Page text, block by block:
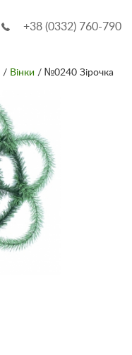
+38 (0332) 760-790
/ Вінки / №0240 Зірочка